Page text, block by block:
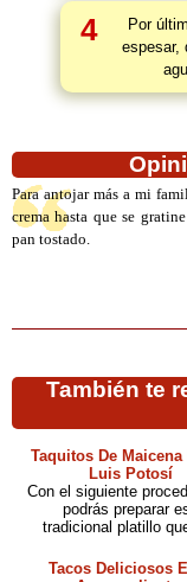
4
Por
espesar,
Para antojar más a mi
crema hasta que se
pan tostado.
También te
Taquitos De Maicena
Luis Potosí
Con el siguiente
podrás preparar
tradicional platillo
Tacos Deliciosos